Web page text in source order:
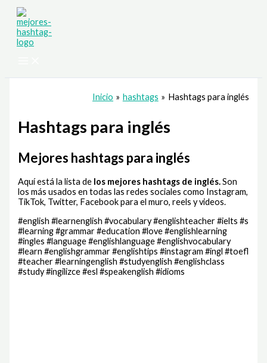
contenido
Inicio hashtags Hashtags para inglés
Hashtags para inglés
Mejores hashtags para inglés
Aquí está la lista de los mejores hashtags de inglés.Son
los más usados en todas las redes sociales como Instagram,
TikTok, Twitter, Facebook para el muro, reels y videos.
#english #learnenglish #vocabulary #englishteacher #ielts #s
#learning #grammar #education #love #englishlearning
#ingles #language #englishlanguage #englishvocabulary
#learn #englishgrammar #englishtips #instagram #ingl #toefl
#teacher #learningenglish #studyenglish #englishclass
#study #ingilizce #esl #speakenglish #idioms